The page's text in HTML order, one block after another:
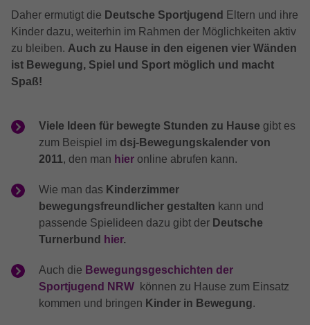
Daher ermutigt die Deutsche Sportjugend Eltern und ihre
Kinder dazu, weiterhin im Rahmen der Möglichkeiten aktiv
zu bleiben. Auch zu Hause in den eigenen vier Wänden
ist Bewegung, Spiel und Sport möglich und macht
Spaß!
Viele Ideen für bewegte Stunden zu Hause gibt es
zum Beispiel im dsj-Bewegungskalender von
2011, den man hier online abrufen kann.
Wie man das Kinderzimmer
bewegungsfreundlicher gestalten kann und
passende Spielideen dazu gibt der Deutsche
Turnerbund hier.
Auch die Bewegungsgeschichten der
Sportjugend NRW können zu Hause zum Einsatz
kommen und bringen Kinder in Bewegung.
Zweck
bei der Erstellung eines Analyseberichts
darüber, wie es der Website geht. Die
erhobenen Daten umfassen die Anzahl
der Besucher, die Quelle, aus der sie
Name test_cookie
Anbieter
Zweck
Dieser Cookie wird von doubleclick.net
gesetzt, um zu prüfen, ob der Browser des
Name _ga_SPMFJK57NR
Name ReadSpeakerSettings
Anbieter Readspeaker
Laufzeit 4 Tage
ReadSpeaker
Anbieter
YouTube (Google Ireland Limited, Gordon
House, Barrow Street, Dublin 4, Ireland)
Laufzeit 6 Monate